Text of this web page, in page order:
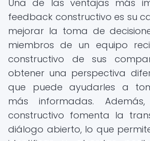
Una de las ventajas más
feedback constructivo es su
mejorar la toma de
miembros de un equipo
constructivo de sus
obtener una perspectiva
que puede ayudarles a
más informadas.
constructivo fomenta la
diálogo abierto, lo que